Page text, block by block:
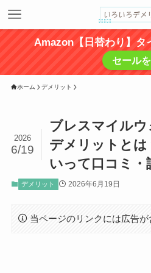
Amazon【日替わり】タ
セール
ホーム デメリット
ブレスマイル
デメリットと
いって口コミ・
2026
6/19
デメリット 2026年6月19日
当ページのリンクには広告が